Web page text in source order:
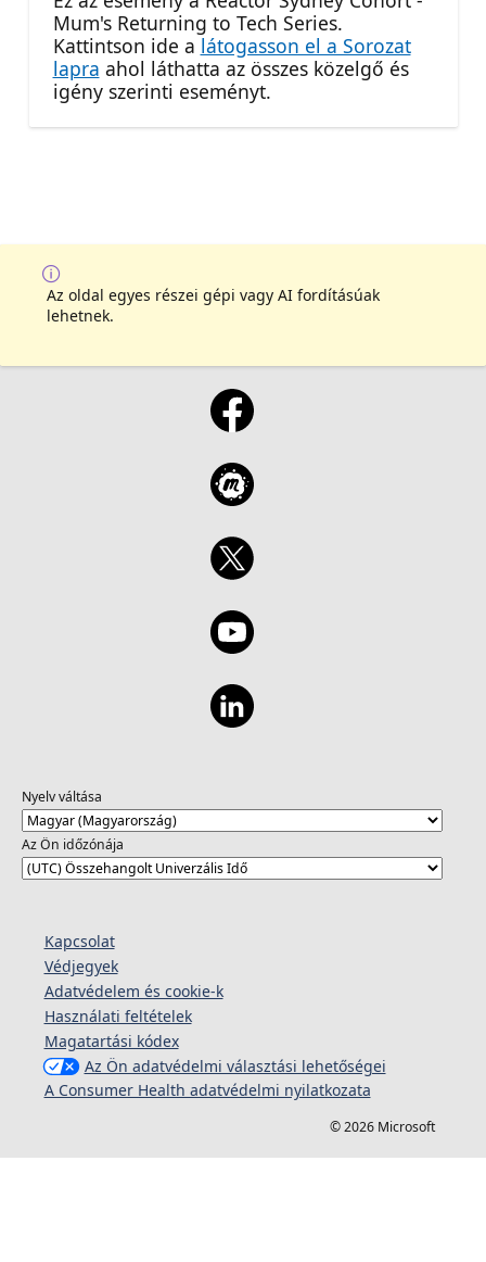
Mum's Returning to Tech Series.
Kattintson ide a látogasson el a Sorozat
lapra ahol láthatta az összes közelgő és
igény szerinti eseményt.
Az oldal egyes részei gépi vagy AI fordításúak
lehetnek.
Nyelv váltása
Az Ön időzónája
Kapcsolat
Védjegyek
Adatvédelem és cookie-k
Használati feltételek
Magatartási kódex
Az Ön adatvédelmi választási lehetőségei
A Consumer Health adatvédelmi nyilatkozata
© 2026 Microsoft